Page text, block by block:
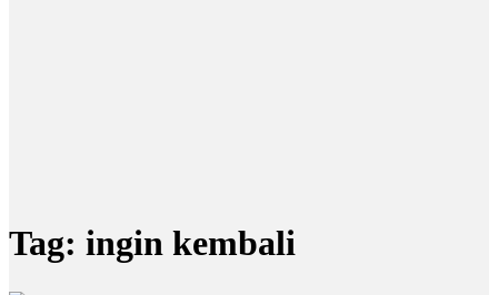
Tag: ingin kembali